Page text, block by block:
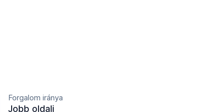
Forgalom iránya
Jobb oldali